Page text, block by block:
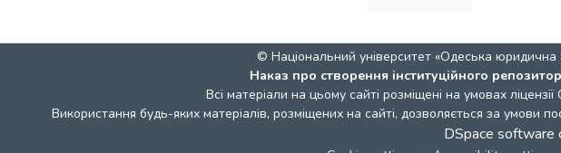
© Національний університет «Одеська
Наказ про створення інституційного
Всі матеріали на цьому сайті розміщені на умовах ліцензії
Використання будь-яких матеріалів, розміщених на сайті, дозволяється за умови
DSpace software